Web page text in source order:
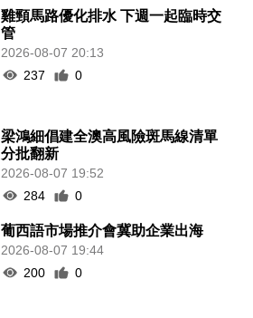
雞頸馬路優化排水 下週一起臨時交
管
2026-08-07 20:13
237
0
梁鴻細倡建全澳高風險斑馬線清單
分批翻新
2026-08-07 19:52
284
0
葡西語市場推介會冀助企業出海
2026-08-07 19:44
200
0